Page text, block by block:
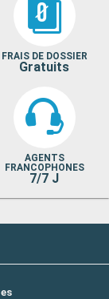
FRAIS DE DOSSIER
Gratuits
AGENTS
FRANCOPHONES
7/7 J